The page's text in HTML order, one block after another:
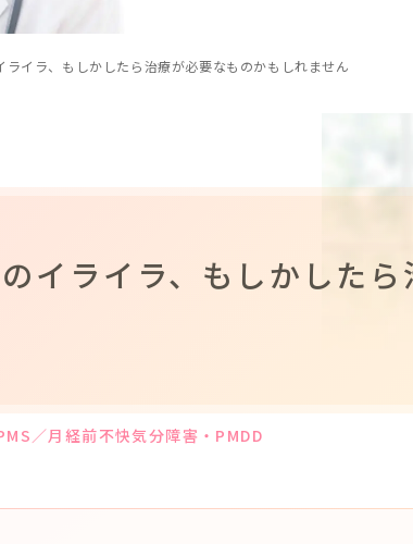
ライラ、もしかしたら治療が必要なものかもしれません
イライラ、もしかした
／月経前不快気分障害・PMDD